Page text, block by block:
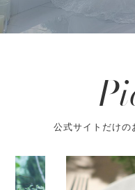
公式サイトだけの